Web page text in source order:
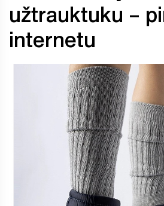
užtrauktuku –
internetu